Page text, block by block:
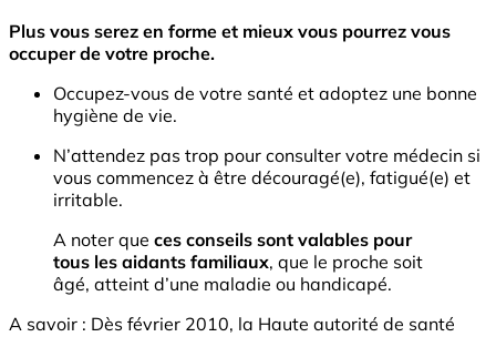
Plus vous serez en forme et mieux vous pourrez vous
occuper de votre proche.
Occupez-vous de votre santé et adoptez une bonne
hygiène de vie.
N’attendez pas trop pour consulter votre médecin si
vous commencez à être découragé(e), fatigué(e) et
irritable.
A noter que ces conseils sont valables pour
tous les aidants familiaux, que le proche soit
âgé, atteint d’une maladie ou handicapé.
A savoir : Dès février 2010, la Haute autorité de santé